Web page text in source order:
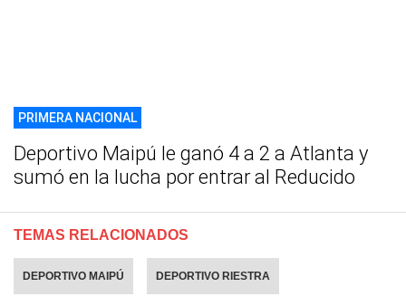
PRIMERA NACIONAL
Deportivo Maipú le ganó 4 a 2 a Atlanta y
sumó en la lucha por entrar al Reducido
TEMAS RELACIONADOS
DEPORTIVO MAIPÚ DEPORTIVO RIESTRA